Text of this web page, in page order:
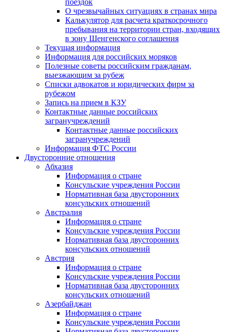
поездок
О чрезвычайных ситуациях в странах мира
Калькулятор для расчета краткосрочного
пребывания на территории стран, входящих
в зону Шенгенского соглашения
Текущая информация
Информация для российских моряков
Полезные советы российским гражданам,
выезжающим за рубеж
Списки адвокатов и юридических фирм за
рубежом
Запись на прием в КЗУ
Контактные данные российских
загранучреждений
Контактные данные российских
загранучреждений
Информация ФТС России
Двусторонние отношения
Абхазия
Информация о стране
Консульские учреждения России
Нормативная база двусторонних
консульских отношений
Австралия
Информация о стране
Консульские учреждения России
Нормативная база двусторонних
консульских отношений
Австрия
Информация о стране
Консульские учреждения России
Нормативная база двусторонних
консульских отношений
Азербайджан
Информация о стране
Консульские учреждения России